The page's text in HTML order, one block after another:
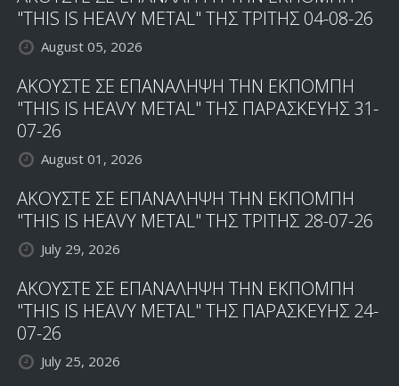
"THIS IS HEAVY METAL" ΤΗΣ ΤΡΙΤΗΣ 04-08-26
August 05, 2026
ΑΚΟΥΣΤΕ ΣΕ ΕΠΑΝΑΛΗΨΗ ΤΗΝ ΕΚΠΟΜΠΗ
"THIS IS HEAVY METAL" ΤΗΣ ΠΑΡΑΣΚΕΥΗΣ 31-
07-26
August 01, 2026
ΑΚΟΥΣΤΕ ΣΕ ΕΠΑΝΑΛΗΨΗ ΤΗΝ ΕΚΠΟΜΠΗ
"THIS IS HEAVY METAL" ΤΗΣ ΤΡΙΤΗΣ 28-07-26
July 29, 2026
ΑΚΟΥΣΤΕ ΣΕ ΕΠΑΝΑΛΗΨΗ ΤΗΝ ΕΚΠΟΜΠΗ
"THIS IS HEAVY METAL" ΤΗΣ ΠΑΡΑΣΚΕΥΗΣ 24-
07-26
July 25, 2026